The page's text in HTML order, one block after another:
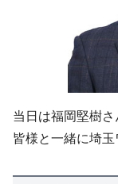
当日は福岡堅樹さ
皆様と一緒に埼